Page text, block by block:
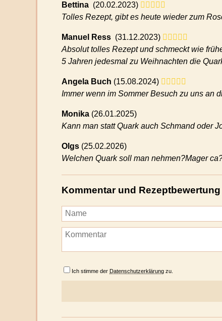
Bettina (20.02.2023)
Tolles Rezept, gibt es heute wieder zum
Manuel Ress (31.12.2023)
Absolut tolles Rezept und schmeckt wie
5 Jahren jedesmal zu Weihnachten die
Angela Buch (15.08.2024)
Immer wenn im Sommer Besuch zu uns an
Monika (26.01.2025)
Kann man statt Quark auch Schmand oder
Olgs (25.02.2026)
Welchen Quark soll man nehmen?Mager
Kommentar und
Ich stimme derDatenschutzerklärung zu.